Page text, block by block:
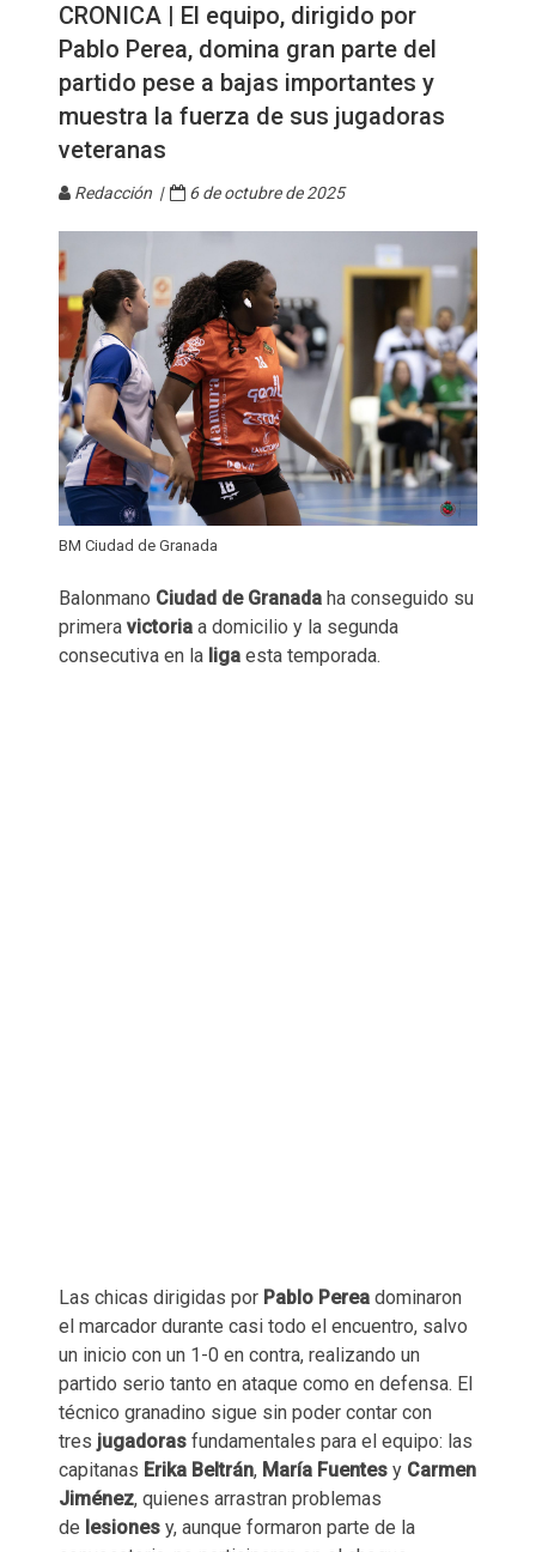
CRONICA | El equipo, dirigido por
Pablo Perea, domina gran parte del
partido pese a bajas importantes y
muestra la fuerza de sus jugadoras
veteranas
Redacción | 6 de octubre de 2025
BM Ciudad de Granada
Balonmano Ciudad de Granada ha conseguido su
primera victoria a domicilio y la segunda
consecutiva en la liga esta temporada.
Las chicas dirigidas por Pablo Perea dominaron
el marcador durante casi todo el encuentro, salvo
un inicio con un 1-0 en contra, realizando un
partido serio tanto en ataque como en defensa. El
técnico granadino sigue sin poder contar con
tres jugadoras fundamentales para el equipo: las
capitanas Erika Beltrán, María Fuentes y Carmen
Jiménez, quienes arrastran problemas
de lesiones y, aunque formaron parte de la